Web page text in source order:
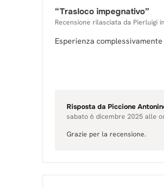
“Trasloco impegnativo”
Recensione rilasciata da Pierluigi
Esperienza
Risposta da Piccione
sabato 6 dicembre 2025 alle
Grazie per la recensione.